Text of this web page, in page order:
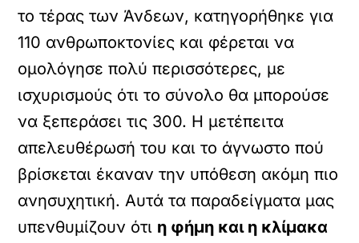
το τέρας των Άνδεων, κατηγορήθηκε για
110 ανθρωποκτονίες και φέρεται να
ομολόγησε πολύ περισσότερες, με
ισχυρισμούς ότι το σύνολο θα μπορούσε
να ξεπεράσει τις 300. Η μετέπειτα
απελευθέρωσή του και το άγνωστο πού
βρίσκεται έκαναν την υπόθεση ακόμη πιο
ανησυχητική. Αυτά τα παραδείγματα μας
υπενθυμίζουν ότι η φήμη και η κλίμακα